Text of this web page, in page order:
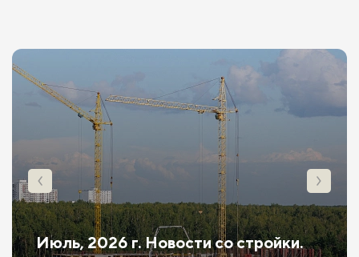
Июль, 2026 г. Новости со стройки.